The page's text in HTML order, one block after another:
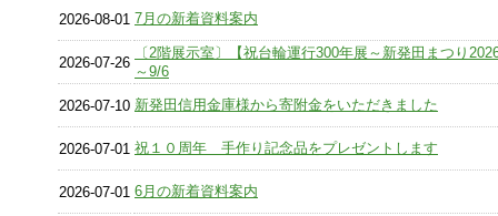
2026-08-01 7月の新着資料案内
2026-07-26
〔2階展示室〕【祝台輪運行300年展～新発田まつり
～9/6
2026-07-10 新発田信用金庫様から寄附金をいただきました
2026-07-01 祝１０周年 手作り記念品をプレゼントします
2026-07-01 6月の新着資料案内